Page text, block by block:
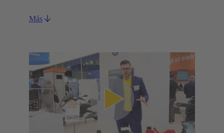
Más